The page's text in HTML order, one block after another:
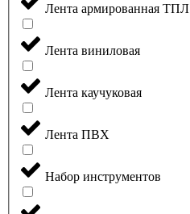
Лента армированная ТПЛ
Лента виниловая
Лента каучуковая
Лента ПВХ
Набор инструментов